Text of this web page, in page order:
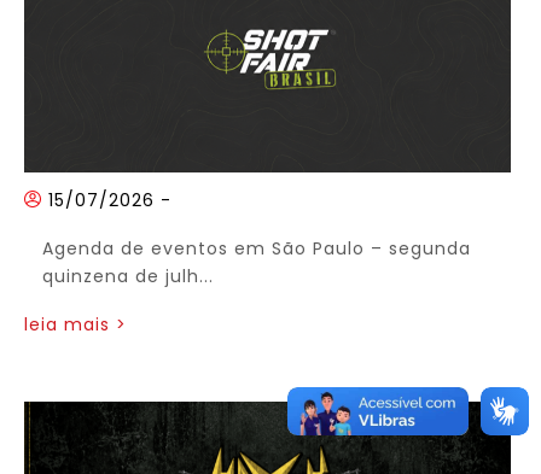
15/07/2026 -
Agenda de eventos em São Paulo – segunda
quinzena de julh...
leia mais >